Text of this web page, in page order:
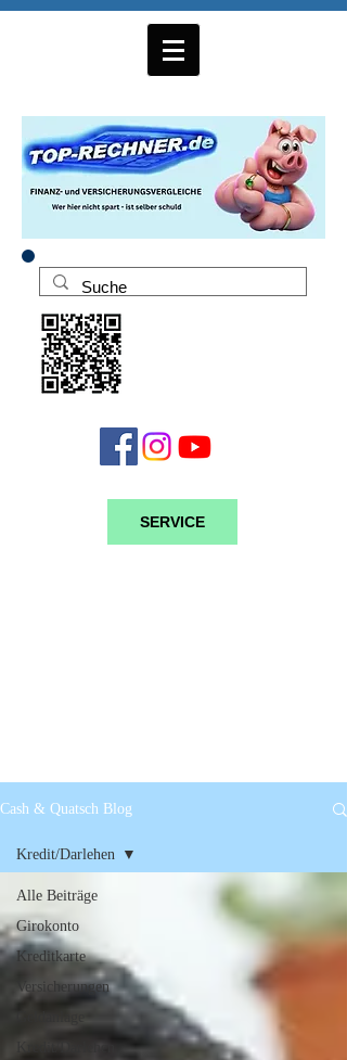
SERVICE
Cash & Quatsch Blog
Alle Beiträge
Girokonto
Kreditkarte
Versicherungen
Kredit/Darlehen